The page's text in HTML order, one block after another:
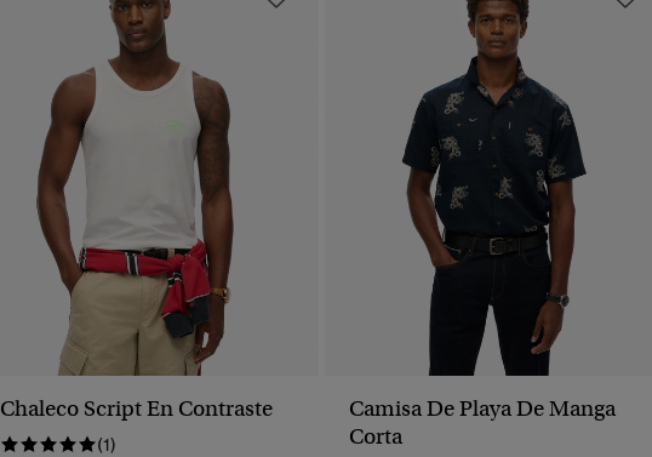
Chaleco Script En Contraste
(1)
Camisa De Playa De Manga
Corta